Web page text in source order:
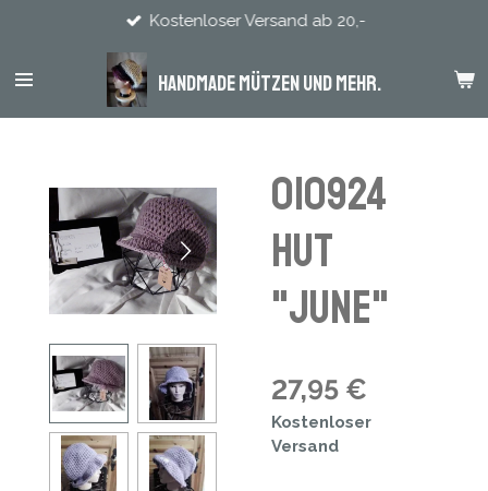
springen
Handmade Mützen und mehr.
Kostenloser Versand ab 20,-
010924
Hut
"June"
27,95 €
Kostenloser
Versand